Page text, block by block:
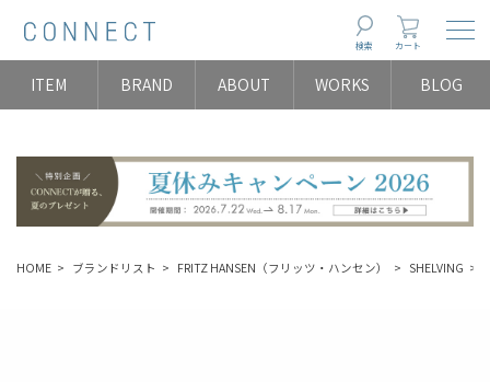
検索 カート
ITEM BRAND ABOUT WORKS BLOG
HOME ブランドリスト FRITZ HANSEN（フリッツ・ハンセン） SHELVING